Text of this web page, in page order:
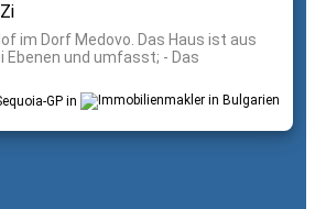
im Dorf Medovo. Das Haus ist aus
Ebenen und umfasst; - Das
GP in